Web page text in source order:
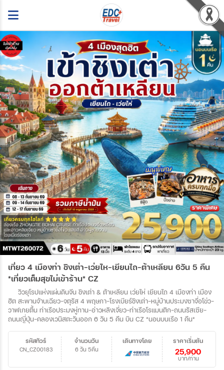
เที่ยว 4 เมืองท่า ชิงเต่า-เว่ยไห-เยียนไถ-ต้าเหลียน 6วัน 5 คืน
*เที่ยวเต็มสุขไม่เข้าร้าน* CZ
วิวยุโรปแห่งแผ่นดินจีน ชิงเต่า & ต้าเหลียน เว่ยไห่ เยียนไถ 4 เมืองท่า เมือง
ฮิต สะพานจ้านเฉียว-จตุรัส 4 พฤษภา-โรงเบียร์ชิงเต่า-หมู่บ้านประมงซาจื่อโข่ว-
วาฬเกยตื้น ท่าเรือประมงหู่ทาน-อ่าวหลิงเจี่ยว-ท่าเรือโรแมนติก-ถนนรัสเซีย-
ถนนญี่ปุ่น-คลองเวนิสตะวันออก 6 วัน 5 คืน บิน CZ *นอนบนเรือ 1 คืน*
รหัสทัวร์
CN_CZ00183
จำนวนวัน
6 วัน 5คืน
ราคาเริ่มต้น
25,900
บาท/ท่าน
เดินทางโดย